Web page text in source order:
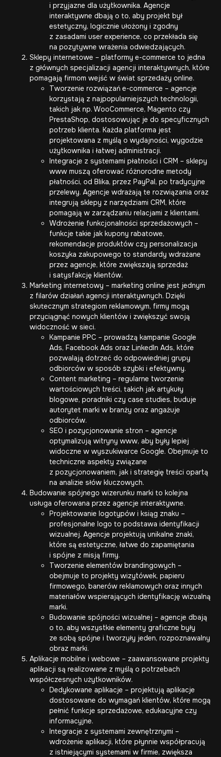
i przyjazne dla użytkownika. Agencje
interaktywne dbają o to, aby projekt był
estetyczny, logicznie ułożony i zgodny
z zasadami user experience, co przekłada się
na pozytywne wrażenia odwiedzających.
Sklepy internetowe – platformy e-commerce to jedna
z głównych specjalizacji agencji interaktywnych, które
pomagają firmom wejść w świat sprzedaży online.
Tworzenie rozwiązań e-commerce – agencje
korzystają z najpopularniejszych technologii,
takich jak np. WooCommerce, Magento czy
PrestaShop, dostosowując je do specyficznych
potrzeb klienta. Każda platforma jest
projektowana z myślą o wydajności, wygodzie
użytkownika i łatwej administracji.
Integracje z systemami płatności i CRM – sklepy
www muszą oferować różnorodne metody
płatności, od Blika, przez PayPal, po tradycyjne
przelewy. Agencje wdrażają te rozwiązania oraz
integrują sklepy z narzędziami CRM, które
pomagają w zarządzaniu relacjami z klientami.
Wdrożenie funkcjonalności sprzedażowych –
funkcje takie jak kupony rabatowe,
rekomendacje produktów czy personalizacja
koszyka zakupowego to standardy wdrażane
przez agencje, które zwiększają sprzedaż
i satysfakcję klientów.
Marketing internetowy – marketing online jest jednym
z filarów działań agencji interaktywnych. Dzięki
skutecznym strategiom reklamowym, firmy mogą
przyciągnąć nowych klientów i zwiększyć swoją
widoczność w sieci.
Kampanie PPC – prowadzą kampanie Google
Ads, Facebook Ads oraz LinkedIn Ads, które
pozwalają dotrzeć do odpowiedniej grupy
odbiorców w sposób szybki i efektywny.
Content marketing – regularne tworzenie
wartościowych treści, takich jak artykuły
blogowe, poradniki czy case studies, buduje
autorytet marki w branży oraz angażuje
odbiorców.
SEO i pozycjonowanie stron – agencje
optymalizują witryny www, aby były lepiej
widoczne w wyszukiwarce Google. Obejmuje to
techniczne aspekty związane
z pozycjonowaniem, jak i strategię treści opartą
na analizie słów kluczowych.
Budowanie spójnego wizerunku marki to kolejna
usługa oferowana przez agencje interaktywne.
Projektowanie logotypów i ksiąg znaku –
profesjonalne logo to podstawa identyfikacji
wizualnej. Agencje projektują unikalne znaki,
które są estetyczne, łatwe do zapamiętania
i spójne z misją firmy.
Tworzenie elementów brandingowych –
obejmuje to projekty wizytówek, papieru
firmowego, banerów reklamowych oraz innych
materiałów wspierających identyfikację wizualną
marki.
Budowanie spójności wizualnej – agencje dbają
o to, aby wszystkie elementy graficzne były
ze sobą spójne i tworzyły jeden, rozpoznawalny
obraz marki.
Aplikacje mobilne i webowe – zaawansowane projekty
aplikacji są realizowane z myślą o potrzebach
współczesnych użytkowników.
Dedykowane aplikacje – projektują aplikacje
dostosowane do wymagań klientów, które mogą
pełnić funkcje sprzedażowe, edukacyjne czy
informacyjne.
Integracje z systemami zewnętrznymi –
wdrożenie aplikacji, które płynnie współpracują
z istniejącymi systemami w firmie, zwiększa